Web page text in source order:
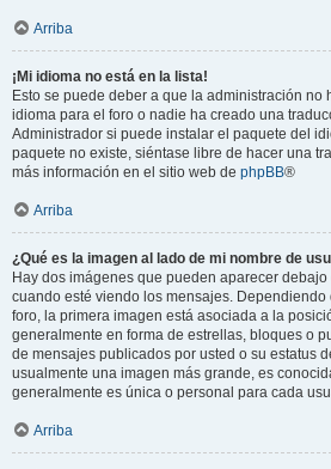
Arriba
¡Mi idioma no está en la lista!
Esto se puede deber a que la administración no
idioma para el foro o nadie ha creado una
Administrador si puede instalar el paquete del
paquete no existe, siéntase libre de hacer una
más información en el sitio web de phpBB®
Arriba
¿Qué es la imagen al lado de mi nombre de
Hay dos imágenes que pueden aparecer
cuando esté viendo los mensajes. Dependiendo
foro, la primera imagen está asociada a la
generalmente en forma de estrellas, bloques o
de mensajes publicados por usted o su estatus
usualmente una imagen más grande, es
generalmente es única o personal para cada
Arriba